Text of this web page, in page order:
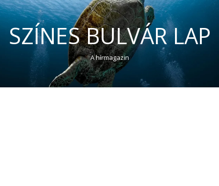
SZÍNES BULVÁR LAP
A hírmagazin